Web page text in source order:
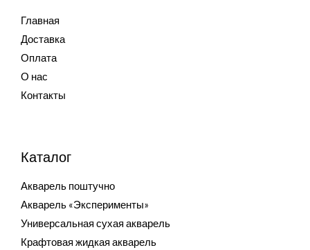
Главная
Доставка
Оплата
О нас
Контакты
Каталог
Акварель поштучно
Акварель «Эксперименты»
Универсальная сухая акварель
Крафтовая жидкая акварель